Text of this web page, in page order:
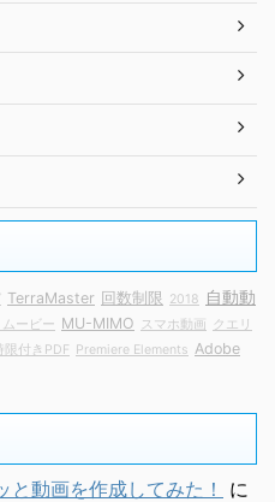
TerraMaster 回数制限 2018
自動動
ービー MU-MIMO スマホ動画
クエリ
限付きPDF Premiere Elements Adobe
動画を作成してみた！
に